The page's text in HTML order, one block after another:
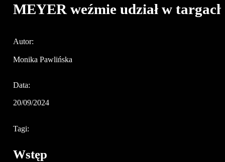
MEYER weźmie udział w
Autor:
Monika Pawlińska
Data:
20/09/2024
Tagi:
Wstęp